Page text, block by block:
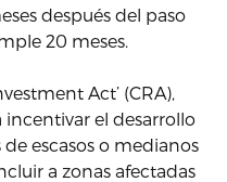
después del paso
20 meses.
Act’ (CRA),
el desarrollo
escasos o medianos
a zonas afectadas